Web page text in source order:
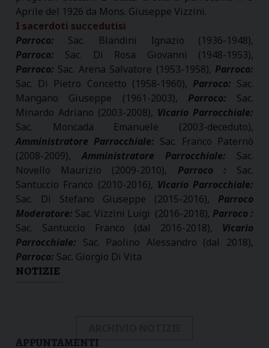
Aprile del 1926 da Mons. Giuseppe Vizzini.
I sacerdoti succedutisi
Parroco: Sac. Blandini Ignazio (1936-1948),
Parroco: Sac. Di Rosa Giovanni (1948-1953),
Parroco: Sac. Arena Salvatore (1953-1958), Parroco:
Sac. Di Pietro Concetto (1958-1960), Parroco: Sac.
Mangano Giuseppe (1961-2003), Parroco: Sac.
Minardo Adriano (2003-2008), Vicario Parrocchiale:
Sac. Moncada Emanuele (2003-deceduto),
Amministratore Parrocchiale: Sac. Franco Paternò
(2008-2009),Amministratore Parrocchiale: Sac.
Novello Maurizio (2009-2010), Parroco : Sac.
Santuccio Franco (2010-2016), Vicario Parrocchiale:
Sac. Di Stefano Giuseppe (2015-2016), Parroco
Moderatore: Sac. Vizzini Luigi (2016-2018), Parroco :
Sac. Santuccio Franco (dal 2016-2018), Vicario
Parrocchiale: Sac. Paolino Alessandro (dal 2018),
Parroco: Sac. Giorgio Di Vita
NOTIZIE
APPUNTAMENTI